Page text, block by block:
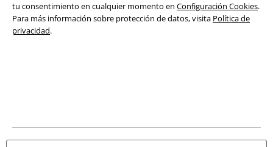
tu consentimiento en cualquier momento en Configuración Cookies.
Para más información sobre protección de datos, visita Política de
privacidad.